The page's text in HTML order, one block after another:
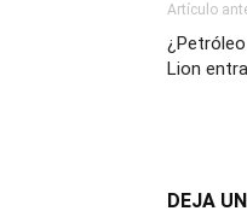
Artículo
Lion
DEJA